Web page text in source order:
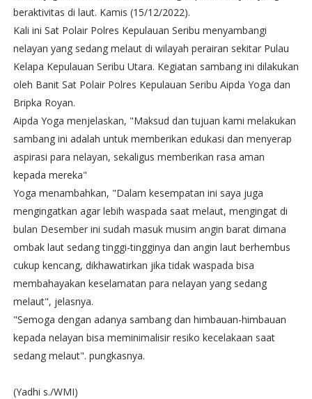
beraktivitas di laut. Kamis (15/12/2022).
Kali ini Sat Polair Polres Kepulauan Seribu menyambangi
nelayan yang sedang melaut di wilayah perairan sekitar Pulau
Kelapa Kepulauan Seribu Utara. Kegiatan sambang ini dilakukan
oleh Banit Sat Polair Polres Kepulauan Seribu Aipda Yoga dan
Bripka Royan.
Aipda Yoga menjelaskan, "Maksud dan tujuan kami melakukan
sambang ini adalah untuk memberikan edukasi dan menyerap
aspirasi para nelayan, sekaligus memberikan rasa aman
kepada mereka"
Yoga menambahkan, "Dalam kesempatan ini saya juga
mengingatkan agar lebih waspada saat melaut, mengingat di
bulan Desember ini sudah masuk musim angin barat dimana
ombak laut sedang tinggi-tingginya dan angin laut berhembus
cukup kencang, dikhawatirkan jika tidak waspada bisa
membahayakan keselamatan para nelayan yang sedang
melaut", jelasnya.
"Semoga dengan adanya sambang dan himbauan-himbauan
kepada nelayan bisa meminimalisir resiko kecelakaan saat
sedang melaut". pungkasnya.
(Yadhi s./WMI)